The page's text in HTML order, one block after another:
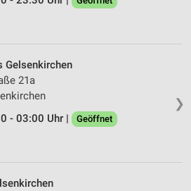
❯
Gelsenkirchen
21a
- 03:00 Uhr |
Geöffnet